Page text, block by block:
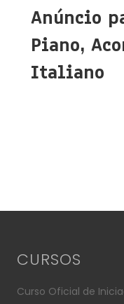
Anúncio
Piano,
Italiano
CURSOS
Curso Oficial de